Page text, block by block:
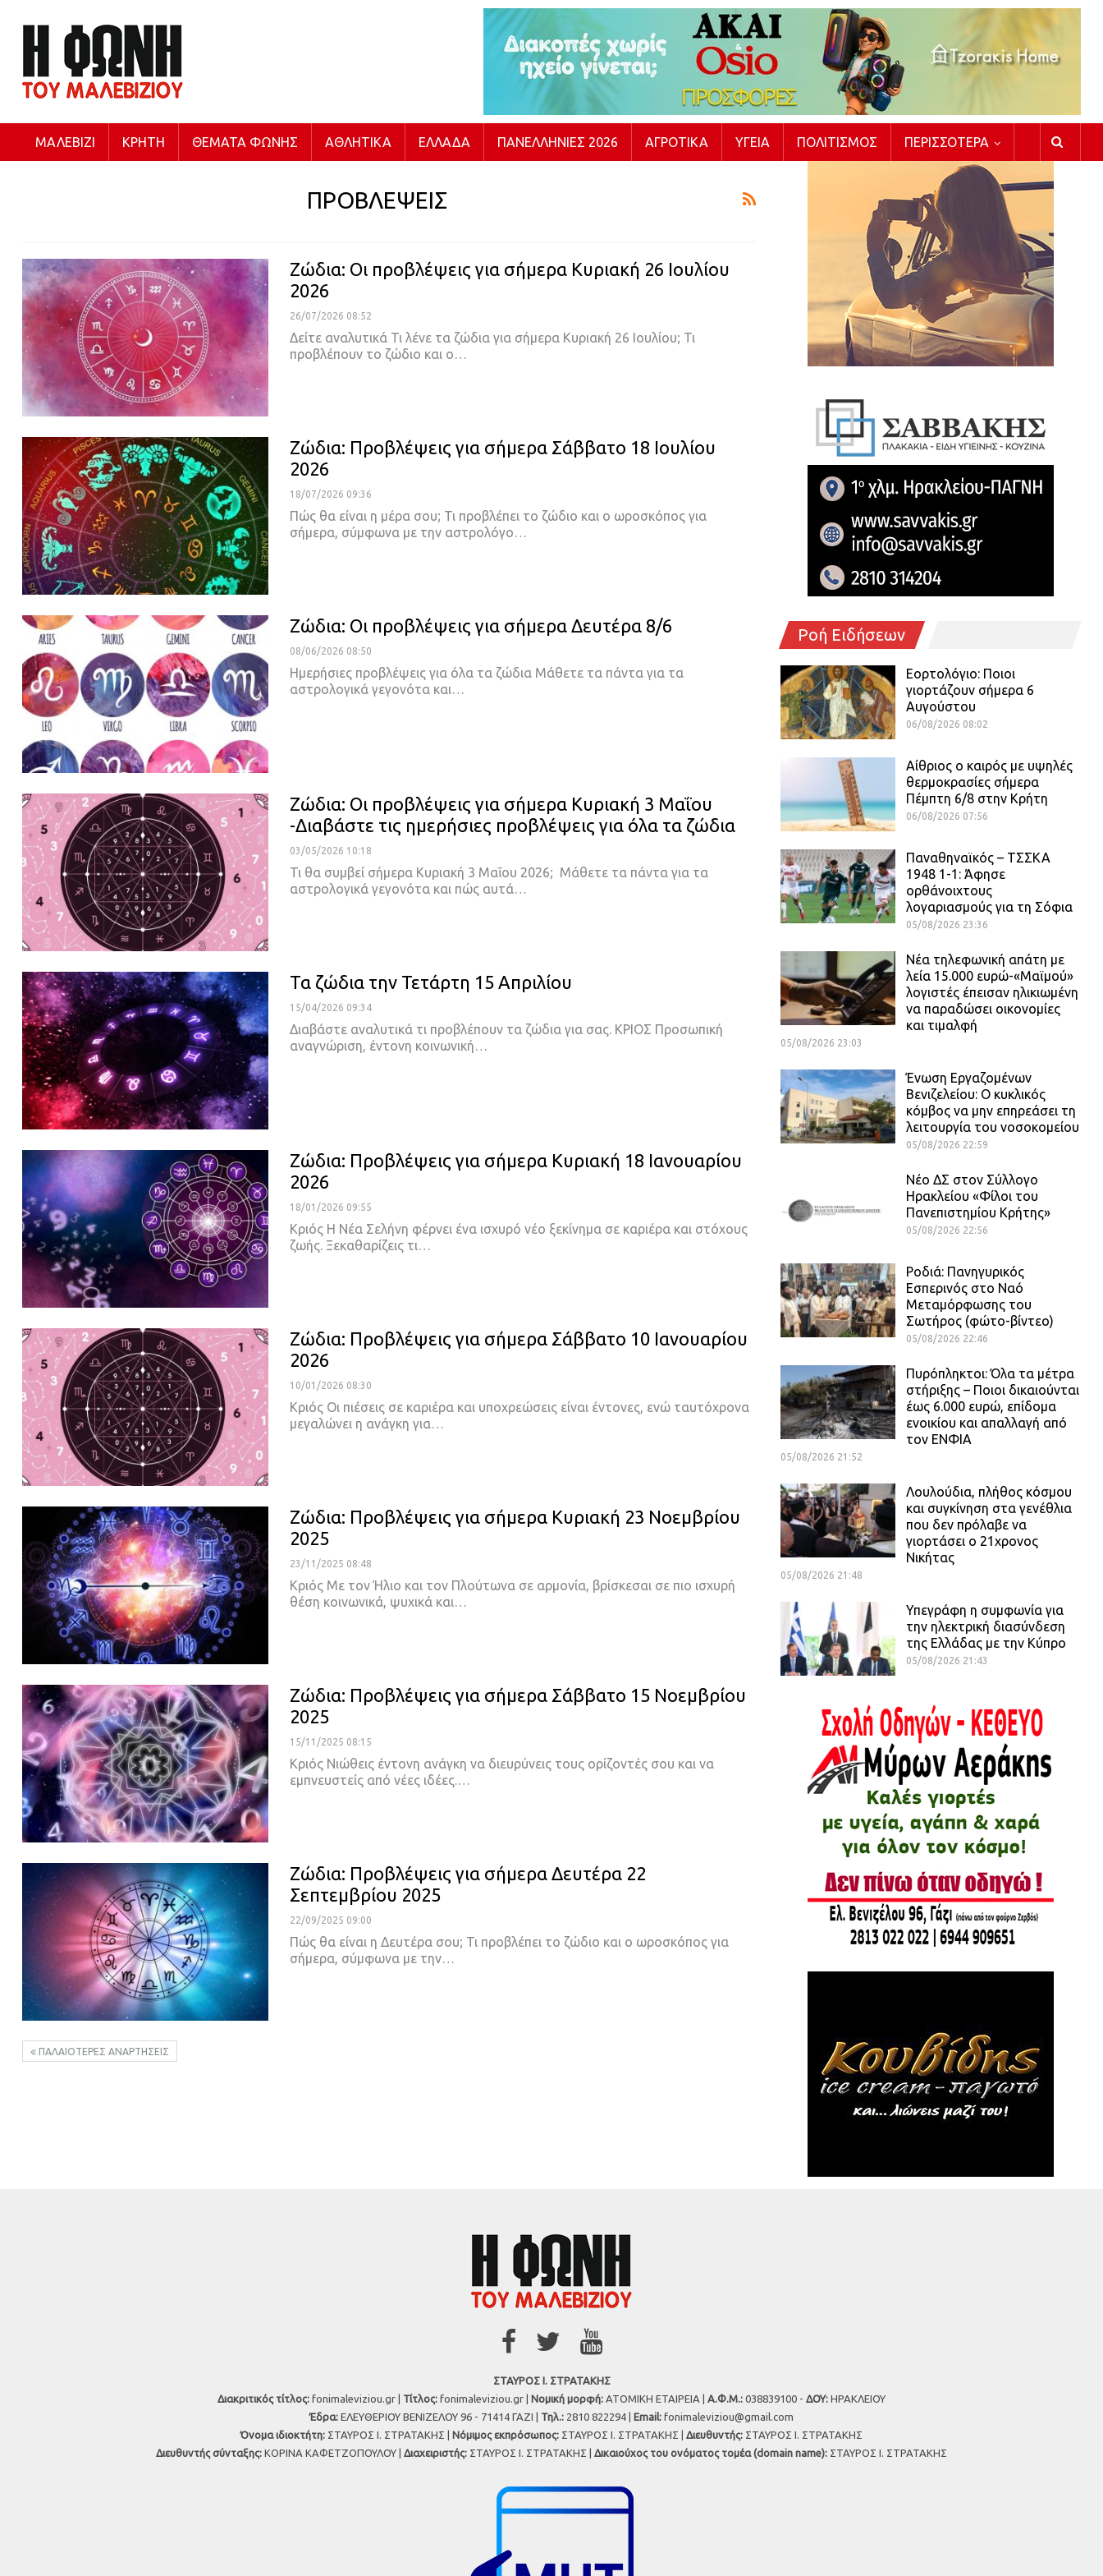
ΜΑΛΕΒΊΖΙ ΚΡΉΤΗ ΘΈΜΑΤΑ ΦΩΝΉΣ ΑΘΛΗΤΙΚΆ ΕΛΛΆΔΑ ΠΑΝΕΛΛΉΝΙΕΣ 2026 ΑΓΡΟΤΙΚΆ ΥΓΕΊΑ ΠΟΛΙΤΙΣΜΌΣ ΠΕΡΙΣΣΌΤΕΡΑ
ΠΡΟΒΛΕΨΕΙΣ
Ζώδια: Οι προβλέψεις για σήμερα Κυριακή 26 Ιουλίου
2026
26/07/2026 08:52
Δείτε αναλυτικά Τι λένε τα ζώδια για σήμερα Κυριακή 26 Ιουλίου; Τι
προβλέπουν το ζώδιο και ο…
Ζώδια: Προβλέψεις για σήμερα Σάββατο 18 Ιουλίου
2026
18/07/2026 09:36
Πώς θα είναι η μέρα σου; Τι προβλέπει το ζώδιο και ο ωροσκόπος για
σήμερα, σύμφωνα με την αστρολόγο…
Ζώδια: Oι προβλέψεις για σήμερα Δευτέρα 8/6
08/06/2026 08:50
Ημερήσιες προβλέψεις για όλα τα ζώδια Μάθετε τα πάντα για τα
αστρολογικά γεγονότα και…
Ζώδια: Οι προβλέψεις για σήμερα Κυριακή 3 Μαΐου
-Διαβάστε τις ημερήσιες προβλέψεις για όλα τα ζώδια
03/05/2026 10:18
Τι θα συμβεί σήμερα Κυριακή 3 Μαΐου 2026; Μάθετε τα πάντα για τα
αστρολογικά γεγονότα και πώς αυτά…
Τα ζώδια την Τετάρτη 15 Απριλίου
15/04/2026 09:34
Διαβάστε αναλυτικά τι προβλέπουν τα ζώδια για σας. ΚΡΙΟΣ Προσωπική
αναγνώριση, έντονη κοινωνική…
Ζώδια: Προβλέψεις για σήμερα Κυριακή 18 Ιανουαρίου
2026
18/01/2026 09:55
Κριός Η Νέα Σελήνη φέρνει ένα ισχυρό νέο ξεκίνημα σε καριέρα και στόχους
ζωής. Ξεκαθαρίζεις τι…
Ζώδια: Προβλέψεις για σήμερα Σάββατο 10 Ιανουαρίου
2026
10/01/2026 08:30
Κριός Οι πιέσεις σε καριέρα και υποχρεώσεις είναι έντονες, ενώ ταυτόχρονα
μεγαλώνει η ανάγκη για…
Ζώδια: Προβλέψεις για σήμερα Κυριακή 23 Νοεμβρίου
2025
23/11/2025 08:48
Κριός Με τον Ήλιο και τον Πλούτωνα σε αρμονία, βρίσκεσαι σε πιο ισχυρή
θέση κοινωνικά, ψυχικά και…
Ζώδια: Προβλέψεις για σήμερα Σάββατο 15 Νοεμβρίου
2025
15/11/2025 08:15
Κριός Νιώθεις έντονη ανάγκη να διευρύνεις τους ορίζοντές σου και να
εμπνευστείς από νέες ιδέες.…
Ζώδια: Προβλέψεις για σήμερα Δευτέρα 22
Σεπτεμβρίου 2025
22/09/2025 09:00
Πώς θα είναι η Δευτέρα σου; Τι προβλέπει το ζώδιο και ο ωροσκόπος για
σήμερα, σύμφωνα με την…
ΠΑΛΑΙΌΤΕΡΕΣ ΑΝΑΡΤΉΣΕΙΣ
Ροή Ειδήσεων
Εορτολόγιο: Ποιοι
γιορτάζουν σήμερα 6
Αυγούστου
06/08/2026 08:02
Αίθριος o καιρός με υψηλές
θερμοκρασίες σήμερα
Πέμπτη 6/8 στην Κρήτη
06/08/2026 07:56
Παναθηναϊκός – ΤΣΣΚΑ
1948 1-1: Άφησε
ορθάνοιχτους
λογαριασμούς για τη Σόφια
05/08/2026 23:36
Νέα τηλεφωνική απάτη με
λεία 15.000 ευρώ-«Μαϊμού»
λογιστές έπεισαν ηλικιωμένη
να παραδώσει οικονομίες
και τιμαλφή
05/08/2026 23:03
Ένωση Εργαζομένων
Βενιζελείου: Ο κυκλικός
κόμβος να μην επηρεάσει τη
λειτουργία του νοσοκομείου
05/08/2026 22:59
Νέο ΔΣ στον Σύλλογο
Ηρακλείου «Φίλοι του
Πανεπιστημίου Κρήτης»
05/08/2026 22:56
Ροδιά: Πανηγυρικός
Εσπερινός στο Ναό
Μεταμόρφωσης του
Σωτήρος (φώτο-βίντεο)
05/08/2026 22:46
Πυρόπληκτοι: Όλα τα μέτρα
στήριξης – Ποιοι δικαιούνται
έως 6.000 ευρώ, επίδομα
ενοικίου και απαλλαγή από
τον ΕΝΦΙΑ
05/08/2026 21:52
Λουλούδια, πλήθος κόσμου
και συγκίνηση στα γενέθλια
που δεν πρόλαβε να
γιορτάσει ο 21χρονος
Νικήτας
05/08/2026 21:48
Υπεγράφη η συμφωνία για
την ηλεκτρική διασύνδεση
της Ελλάδας με την Κύπρο
05/08/2026 21:43
ΣΤΑΥΡΟΣ Ι. ΣΤΡΑΤΑΚΗΣ
Διακριτικός τίτλος: fonimaleviziou.gr | Τίτλος: fonimaleviziou.gr | Νομική μορφή: ΑΤΟΜΙΚΗ ΕΤΑΙΡΕΙΑ | Α.Φ.Μ.: 038839100 - ΔΟΥ: ΗΡΑΚΛΕΙΟΥ
Έδρα: ΕΛΕΥΘΕΡΙΟΥ ΒΕΝΙΖΕΛΟΥ 96 - 71414 ΓΑΖΙ | Τηλ.: 2810 822294 | Εmail: fonimaleviziou@gmail.com
Όνομα ιδιοκτήτη: ΣΤΑΥΡΟΣ Ι. ΣΤΡΑΤΑΚΗΣ | Νόμιμος εκπρόσωπος: ΣΤΑΥΡΟΣ Ι. ΣΤΡΑΤΑΚΗΣ | Διευθυντής: ΣΤΑΥΡΟΣ Ι. ΣΤΡΑΤΑΚΗΣ
Διευθυντής σύνταξης: ΚΟΡΙΝΑ ΚΑΦΕΤΖΟΠΟΥΛΟΥ | Διαχειριστής: ΣΤΑΥΡΟΣ Ι. ΣΤΡΑΤΑΚΗΣ | Δικαιούχος του ονόματος τομέα (domain name): ΣΤΑΥΡΟΣ Ι. ΣΤΡΑΤΑΚΗΣ